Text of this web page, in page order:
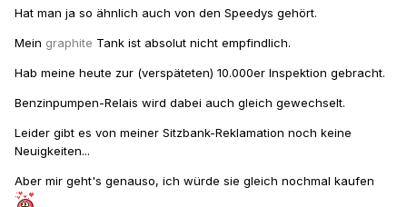
Hat man ja so ähnlich auch von den Speedys gehört.
Mein graphite Tank ist absolut nicht empfindlich.
Hab meine heute zur (verspäteten) 10.000er Inspektion gebracht.
Benzinpumpen-Relais wird dabei auch gleich gewechselt.
Leider gibt es von meiner Sitzbank-Reklamation noch keine
Neuigkeiten...
Aber mir geht's genauso, ich würde sie gleich nochmal kaufen